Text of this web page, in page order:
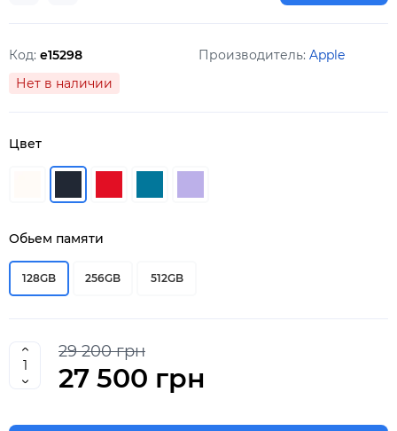
Код: e15298 Производитель: Apple
Нет в наличии
Цвет
Обьем памяти
128GB 256GB 512GB
29 200 грн
27 500 грн